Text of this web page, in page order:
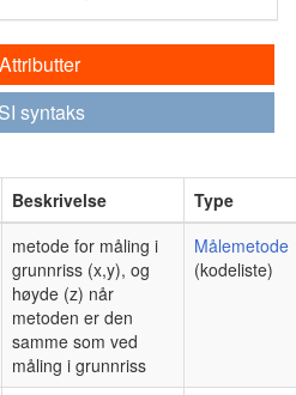
Attributter
syntaks
Beskrivelse
Type
metode for måling i
grunnriss (x,y), og
høyde (z) når
metoden er den
samme som ved
måling i grunnriss
Målemetode
(kodeliste)